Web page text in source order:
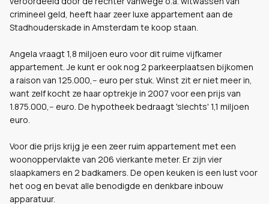
crimineel geld, heeft haar zeer luxe appartement aan de
Stadhouderskade in Amsterdam te koop staan.
Angela vraagt 1,8 miljoen euro voor dit ruime vijfkamer
appartement. Je kunt er ook nog 2 parkeerplaatsen bijkomen
a raison van 125.000,-- euro per stuk. Winst zit er niet meer in,
want zelf kocht ze haar optrekje in 2007 voor een prijs van
1.875.000,-- euro. De hypotheek bedraagt 'slechts' 1,1 miljoen
euro.
Voor die prijs krijg je een zeer ruim appartement met een
woonoppervlakte van 206 vierkante meter. Er zijn vier
slaapkamers en 2 badkamers. De open keuken is een lust voor
het oog en bevat alle benodigde en denkbare inbouw
apparatuur.